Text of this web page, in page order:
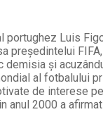
portughez Luis
președintelui
demisia și
al fotbalului
de interese
anul 2000 a